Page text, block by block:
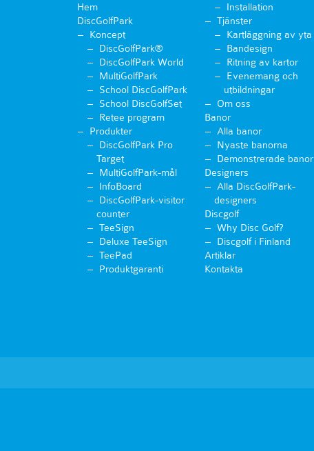
Hem
DiscGolfPark
Koncept
DiscGolfPark®
DiscGolfPark World
MultiGolfPark
School DiscGolfPark
School DiscGolfSet
Retee program
Produkter
DiscGolfPark Pro
Target
MultiGolfPark-mål
InfoBoard
DiscGolfPark-visitor
counter
TeeSign
Deluxe TeeSign
TeePad
Produktgaranti
Installation
Tjänster
Kartläggning av yta
Bandesign
Ritning av kartor
Evenemang och
utbildningar
Om oss
Banor
Alla banor
Nyaste banorna
Demonstrerade banor
Designers
Alla DiscGolfPark-
designers
Discgolf
Why Disc Golf?
Discgolf i Finland
Artiklar
Kontakta